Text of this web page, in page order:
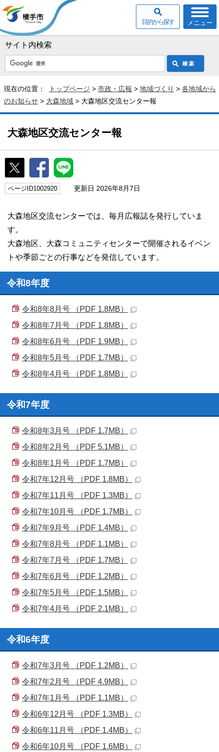
サイト内検索
メニュー
目的から探す
現在の位置： トップページ > 市政・広報 > 地域づくり > 各地域から
のお知らせ > 大森地域 > 大森地区交流センター報
大森地区交流センター報
ページID1002920 更新日 2026年8月7日
大森地区交流センターでは、毎月広報誌を発行していま
す。
大森地区、大森コミュニティセンターで開催されるイベン
トや季節ごとの行事などを発信しています。
令和8年度
令和8年8月号 （PDF 1.8MB）
令和8年7月号 （PDF 1.8MB）
令和8年6月号 （PDF 1.9MB）
令和8年5月号 （PDF 1.7MB）
令和8年4月号 （PDF 1.8MB）
令和7年度
令和8年3月号 （PDF 1.7MB）
令和8年2月号 （PDF 5.1MB）
令和8年1月号 （PDF 1.7MB）
令和7年12月号 （PDF 1.8MB）
令和7年11月号 （PDF 1.3MB）
令和7年10月号 （PDF 1.7MB）
令和7年9月号 （PDF 1.4MB）
令和7年8月号 （PDF 1.1MB）
令和7年7月号 （PDF 1.7MB）
令和7年6月号 （PDF 1.2MB）
令和7年5月号 （PDF 1.5MB）
令和7年4月号 （PDF 2.1MB）
令和6年度
令和7年3月号 （PDF 1.2MB）
令和7年2月号 （PDF 4.9MB）
令和7年1月号 （PDF 1.1MB）
令和6年12月号 （PDF 1.3MB）
令和6年11月号 （PDF 1.4MB）
令和6年10月号 （PDF 1.6MB）